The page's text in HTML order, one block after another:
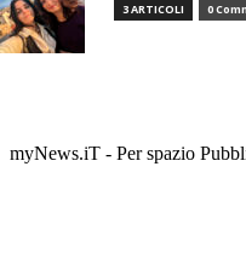
3 ARTICOLI 0
myNews.iT - Per spazio